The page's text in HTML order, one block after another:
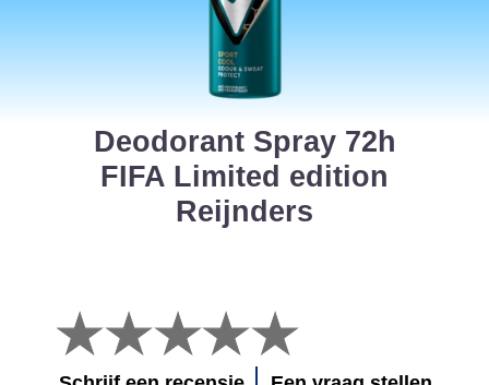
Deodorant Spray 72h
FIFA Limited edition
Reijnders
Geen
beoordelingen
ingediend
voor